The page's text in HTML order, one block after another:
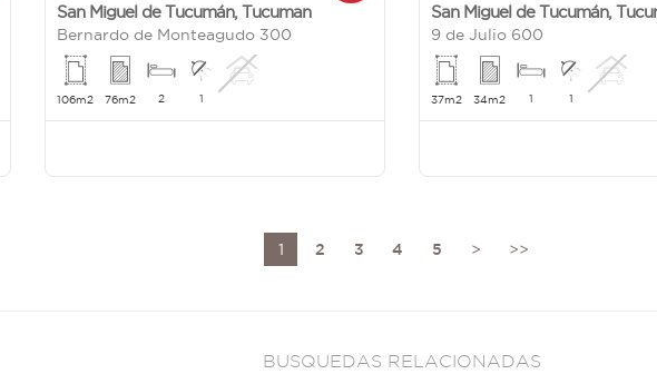
San Miguel de Tucumán, Tucuman
Bernardo de Monteagudo 300
106m2 76m2 2 1
San Miguel de Tucumán,
9 de Julio 600
37m2 34m2 1 1
1 2 3 4 5 > >>
BUSQUEDAS RELACIONADAS